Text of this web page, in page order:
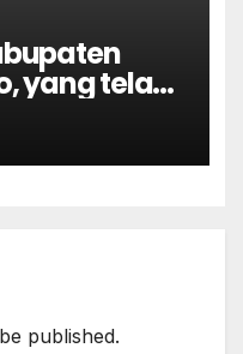
yang telah
dalam
published.